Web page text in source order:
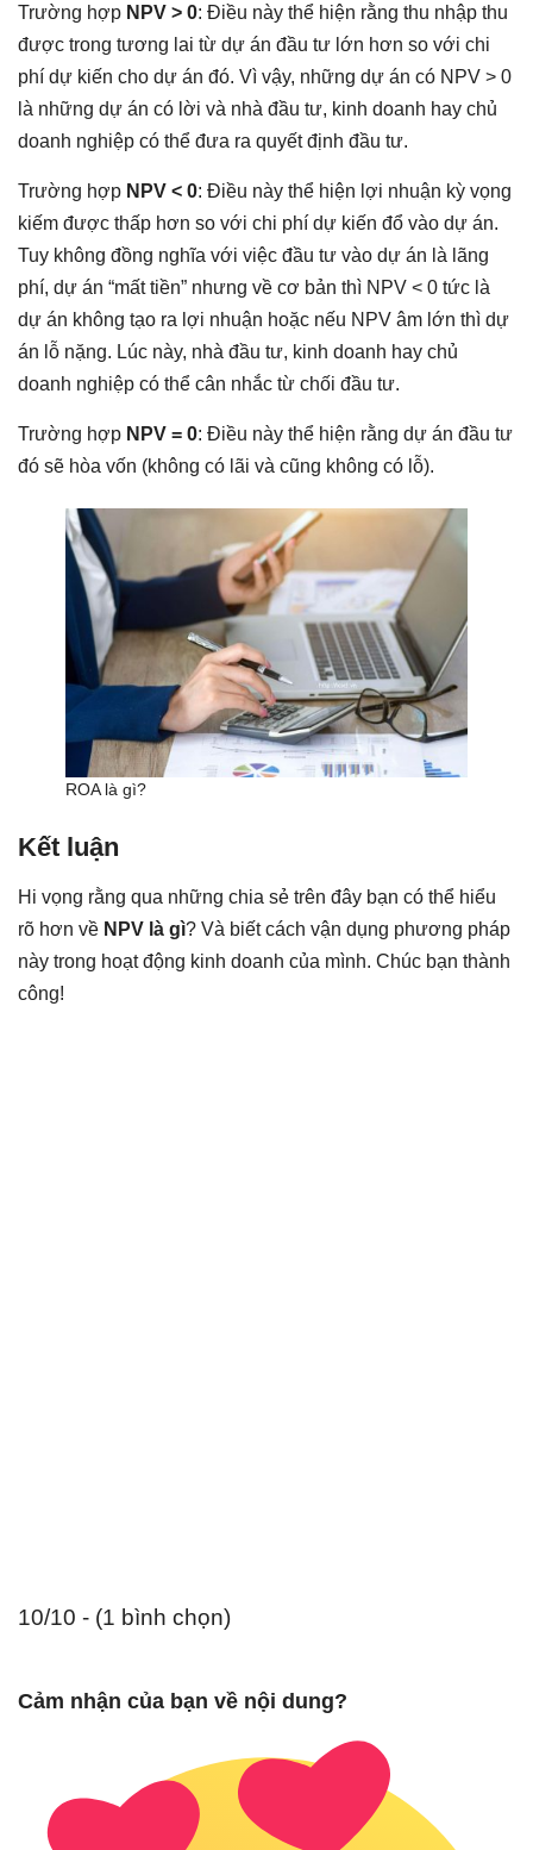
Trường hợp NPV > 0: Điều này thể hiện rằng thu nhập thu
được trong tương lai từ dự án đầu tư lớn hơn so với chi
phí dự kiến cho dự án đó. Vì vậy, những dự án có NPV > 0
là những dự án có lời và nhà đầu tư, kinh doanh hay chủ
doanh nghiệp có thể đưa ra quyết định đầu tư.
Trường hợp NPV < 0: Điều này thể hiện lợi nhuận kỳ vọng
kiếm được thấp hơn so với chi phí dự kiến đổ vào dự án.
Tuy không đồng nghĩa với việc đầu tư vào dự án là lãng
phí, dự án “mất tiền” nhưng về cơ bản thì NPV < 0 tức là
dự án không tạo ra lợi nhuận hoặc nếu NPV âm lớn thì dự
án lỗ nặng. Lúc này, nhà đầu tư, kinh doanh hay chủ
doanh nghiệp có thể cân nhắc từ chối đầu tư.
Trường hợp NPV = 0: Điều này thể hiện rằng dự án đầu tư
đó sẽ hòa vốn (không có lãi và cũng không có lỗ).
ROA là gì?
Kết luận
Hi vọng rằng qua những chia sẻ trên đây bạn có thể hiểu
rõ hơn về NPV là gì? Và biết cách vận dụng phương pháp
này trong hoạt động kinh doanh của mình. Chúc bạn thành
công!
10/10 - (1 bình chọn)
Cảm nhận của bạn về nội dung?